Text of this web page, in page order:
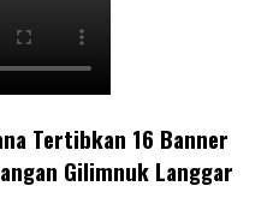
Tertibkan 16 Banner
Gilimnuk Langgar